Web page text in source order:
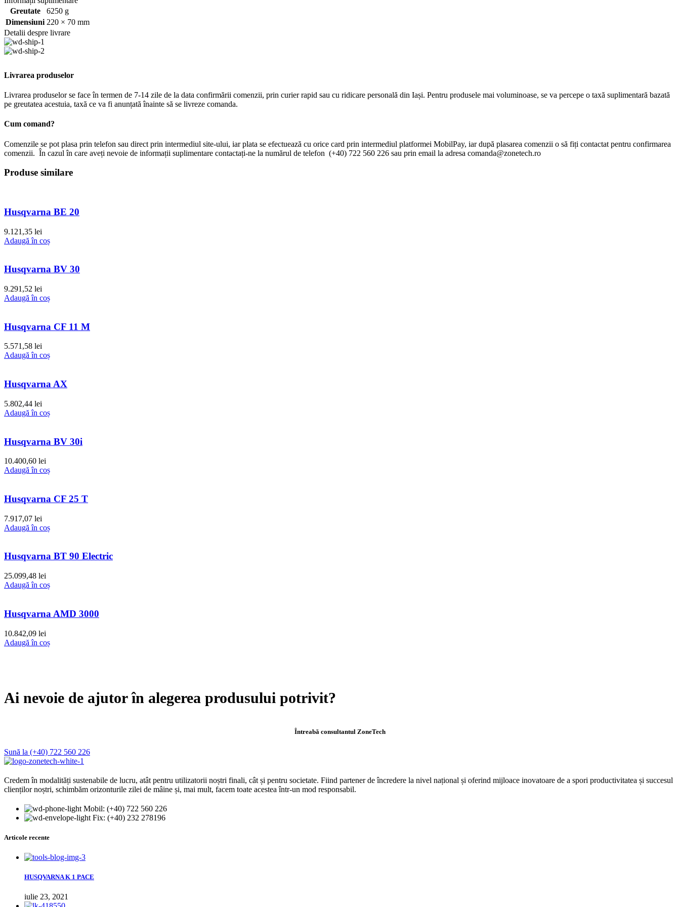
Greutate
6250 g
Dimensiuni 220 × 70 mm
Detalii despre livrare
Livrarea produselor
Livrarea produselor se face în termen de 7-14 zile de la data confirmării comenzii, prin curier rapid sau cu ridicare personală din Iași. Pentru produsele mai voluminoase, se va percepe o taxă suplimentară bazată
pe greutatea acestuia, taxă ce va fi anunțată înainte să se livreze comanda.
Cum comand?
Comenzile se pot plasa prin telefon sau direct prin intermediul site-ului, iar plata se efectuează cu orice card prin intermediul platformei MobilPay, iar după plasarea comenzii o să fiți contactat pentru confirmarea
comenzii. În cazul în care aveți nevoie de informații suplimentare contactați-ne la numărul de telefon (+40) 722 560 226 sau prin email la adresa comanda@zonetech.ro
Produse similare
Husqvarna BE 20
9.121,35 lei
Adaugă în coș
Husqvarna BV 30
9.291,52 lei
Adaugă în coș
Husqvarna CF 11 M
5.571,58 lei
Adaugă în coș
Husqvarna AX
5.802,44 lei
Adaugă în coș
Husqvarna BV 30i
10.400,60 lei
Adaugă în coș
Husqvarna CF 25 T
7.917,07 lei
Adaugă în coș
Husqvarna BT 90 Electric
25.099,48 lei
Adaugă în coș
Husqvarna AMD 3000
10.842,09 lei
Adaugă în coș
Ai nevoie de ajutor în alegerea produsului potrivit?
Întreabă consultantul ZoneTech
Sună la (+40) 722 560 226
Credem în modalități sustenabile de lucru, atât pentru utilizatorii noștri finali, cât și pentru societate. Fiind partener de încredere la nivel național și oferind mijloace inovatoare de a spori productivitatea și succesul
clienților noștri, schimbăm orizonturile zilei de mâine și, mai mult, facem toate acestea într-un mod responsabil.
Mobil: (+40) 722 560 226
Fix: (+40) 232 278196
Articole recente
HUSQVARNA K 1 PACE
iulie 23, 2021